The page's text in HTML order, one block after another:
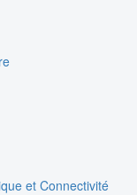
et Connectivité